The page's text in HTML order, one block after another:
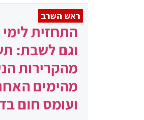
ראש השרב
התחזית
וגם לשבת:
מהקרירות
מהימים
ועומס חום